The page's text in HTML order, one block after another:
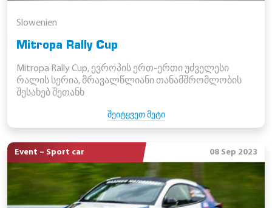
Slowenien
Mitropa Rally Cup
Mitropa Rally Cup, ევროპის ერთ-ერთი უძველესი
რალის სერია, მრავალწლიანი თანამშრომლობის
შესახებ შეთანხ
ᲨᲔᲘᲢᲧᲕᲔᲗ ᲛᲔᲢᲘ
Event – Sport car 08 Sep 2023